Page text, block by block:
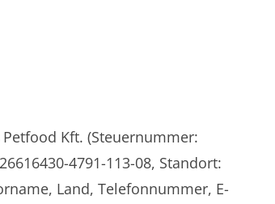
Kft. (Steuernummer:
4791-113-08, Standort:
Land, Telefonnummer, E-